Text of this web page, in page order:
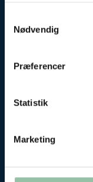
Nødvendig
Præferencer
Statistik
Marketing
Fødevarematricer